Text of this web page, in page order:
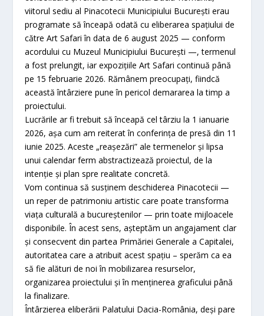
viitorul sediu al Pinacotecii Municipiului București erau
programate să înceapă odată cu eliberarea spațiului de
către Art Safari în data de 6 august 2025 — conform
acordului cu Muzeul Municipiului București —, termenul
a fost prelungit, iar expozițiile Art Safari continuă până
pe 15 februarie 2026. Rămânem preocupați, fiindcă
această întârziere pune în pericol demararea la timp a
proiectului.
Lucrările ar fi trebuit să înceapă cel târziu la 1 ianuarie
2026, așa cum am reiterat în conferința de presă din 11
iunie 2025. Aceste „reașezări” ale termenelor și lipsa
unui calendar ferm abstractizează proiectul, de la
intenție și plan spre realitate concretă.
Vom continua să susținem deschiderea Pinacotecii —
un reper de patrimoniu artistic care poate transforma
viața culturală a bucureștenilor — prin toate mijloacele
disponibile. În acest sens, așteptăm un angajament clar
și consecvent din partea Primăriei Generale a Capitalei,
autoritatea care a atribuit acest spațiu – sperăm ca ea
să fie alături de noi în mobilizarea resurselor,
organizarea proiectului și în menținerea graficului până
la finalizare.
Întârzierea eliberării Palatului Dacia-România, deși pare